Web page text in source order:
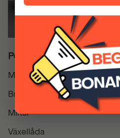
Peugeot E-5008 GT 4x4 -
Modellår
Bränsle
Miltal
Växellåda